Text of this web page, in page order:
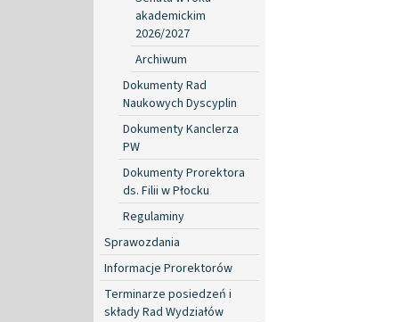
akademickim
2026/2027
Archiwum
Dokumenty Rad
Naukowych Dyscyplin
Dokumenty Kanclerza
PW
Dokumenty Prorektora
ds. Filii w Płocku
Regulaminy
Sprawozdania
Informacje Prorektorów
Terminarze posiedzeń i
składy Rad Wydziałów